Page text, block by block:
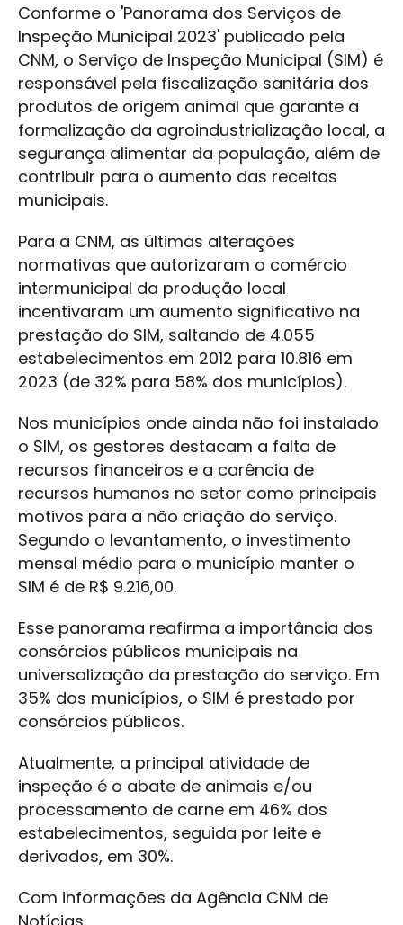
Conforme o 'Panorama dos Serviços de
Inspeção Municipal 2023' publicado pela
CNM, o Serviço de Inspeção Municipal (SIM) é
responsável pela fiscalização sanitária dos
produtos de origem animal que garante a
formalização da agroindustrialização local, a
segurança alimentar da população, além de
contribuir para o aumento das receitas
municipais.
Para a CNM, as últimas alterações
normativas que autorizaram o comércio
intermunicipal da produção local
incentivaram um aumento significativo na
prestação do SIM, saltando de 4.055
estabelecimentos em 2012 para 10.816 em
2023 (de 32% para 58% dos municípios).
Nos municípios onde ainda não foi instalado
o SIM, os gestores destacam a falta de
recursos financeiros e a carência de
recursos humanos no setor como principais
motivos para a não criação do serviço.
Segundo o levantamento, o investimento
mensal médio para o município manter o
SIM é de R$ 9.216,00.
Esse panorama reafirma a importância dos
consórcios públicos municipais na
universalização da prestação do serviço. Em
35% dos municípios, o SIM é prestado por
consórcios públicos.
Atualmente, a principal atividade de
inspeção é o abate de animais e/ou
processamento de carne em 46% dos
estabelecimentos, seguida por leite e
derivados, em 30%.
Com informações da Agência CNM de